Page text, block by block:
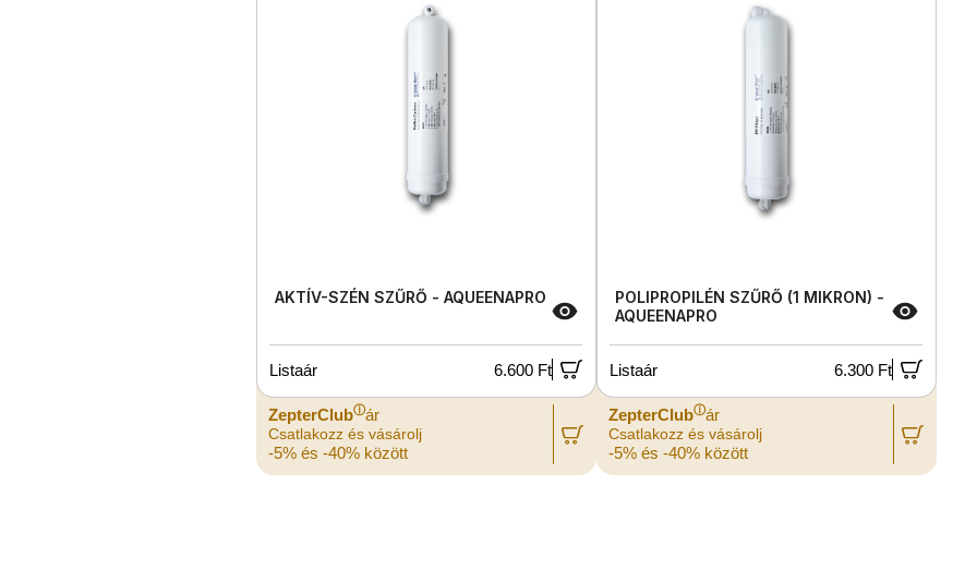
AKTÍV-SZÉN SZŰRŐ - AQUEENAPRO
Listaár 6.600 Ft
ZepterClubⓘár
Csatlakozz és vásárolj
-5% és -40% között
POLIPROPILÉN SZŰRŐ (1 MIKRON) -
AQUEENAPRO
Listaár 6.300 Ft
ZepterClubⓘár
Csatlakozz és vásárolj
-5% és -40% között